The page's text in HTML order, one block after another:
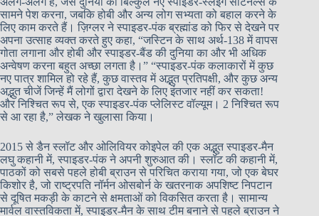
सामने पेश करना, जबकि होबी और अन्य लोग सभ्यता को बहाल करने के
लिए काम करते हैं। ज़िग्लर ने स्पाइडर-पंक ब्रह्मांड को फिर से देखने पर
अपना उत्साह व्यक्त करते हुए कहा, “जस्टिन के साथ अर्थ-138 में वापस
गोता लगाना और होबी और स्पाइडर-बैंड की दुनिया का और भी अधिक
अन्वेषण करना बहुत अच्छा लगता है।” “स्पाइडर-पंक कलाकारों में कुछ
नए पात्र शामिल हो रहे हैं, कुछ वास्तव में अद्भुत प्रतिपक्षी, और कुछ अन्य
अद्भुत चीजें जिन्हें मैं लोगों द्वारा देखने के लिए इंतजार नहीं कर सकता!
और निश्चित रूप से, एक स्पाइडर-पंक प्लेलिस्ट वॉल्यूम। 2 निश्चित रूप
से आ रहा है,” लेखक ने खुलासा किया।
2015 से डैन स्लॉट और ओलिवियर कोइपेल की एक अद्भुत स्पाइडर-मैन
लघु कहानी में, स्पाइडर-पंक ने अपनी शुरुआत की। स्लॉट की कहानी में,
पाठकों को सबसे पहले होबी ब्राउन से परिचित कराया गया, जो एक बेघर
किशोर है, जो राष्ट्रपति नॉर्मन ओसबोर्न के खतरनाक अपशिष्ट निपटान
से दूषित मकड़ी के काटने से क्षमताओं को विकसित करता है। सामान्य
मार्वल वास्तविकता में, स्पाइडर-मैन के साथ टीम बनाने से पहले ब्राउन ने